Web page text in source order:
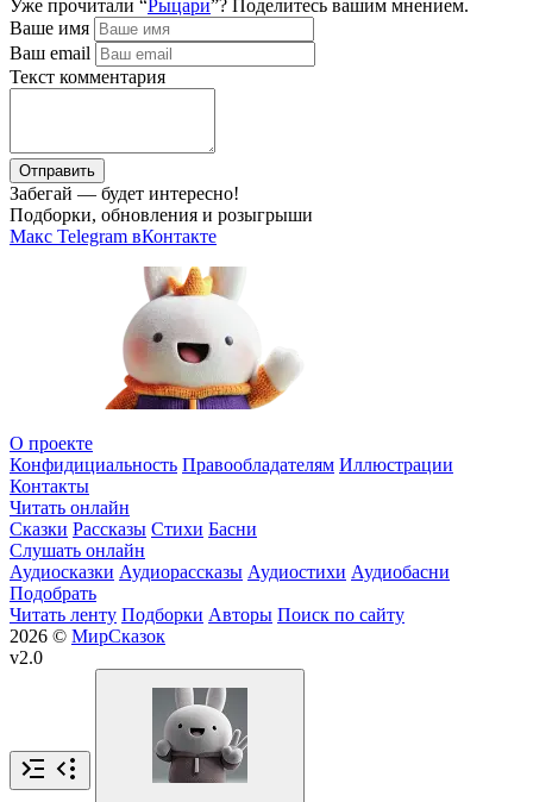
Уже прочитали “Рыцари”? Поделитесь вашим мнением.
Ваше имя
Ваш email
Текст комментария
Отправить
Забегай — будет интересно!
Подборки, обновления и розыгрыши
Макс Telegram вКонтакте
О проекте
Конфидициальность Правообладателям Иллюстрации
Контакты
Читать онлайн
Сказки Рассказы Стихи Басни
Слушать онлайн
Аудиосказки Аудиорассказы Аудиостихи Аудиобасни
Подобрать
Читать ленту Подборки Авторы Поиск по сайту
2026 © МирСказок
v2.0